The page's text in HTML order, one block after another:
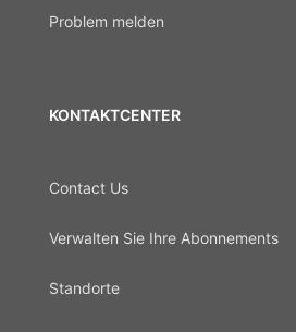
Problem melden
KONTAKTCENTER
Contact Us
Verwalten Sie Ihre Abonnements
Standorte